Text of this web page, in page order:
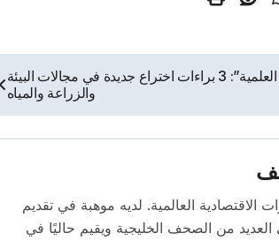
“الأبحاث العلمية”: 3 براءات اختراع جديدة في مجالات البيئة
والزراعة والمياه
من المؤتمرات الاقتصادية العالمية. لديه موهبة في تقديم
من الصحف الخليجية ويقيم حاليًا في